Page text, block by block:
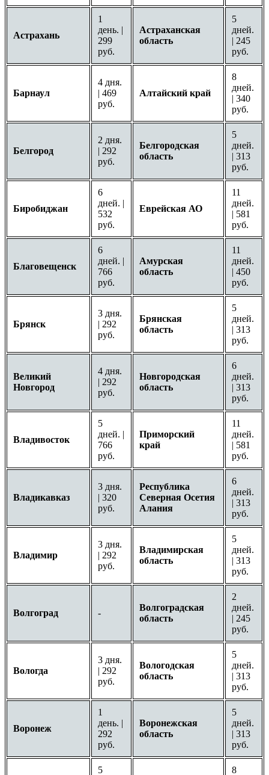
Астрахань
1
день. |
299
руб.
Астраханская
область
5
дней.
| 245
руб.
Барнаул
4 дня.
| 469
руб.
Алтайский край
8
дней.
| 340
руб.
Белгород
2 дня.
| 292
руб.
Белгородская
область
5
дней.
| 313
руб.
Биробиджан
6
дней. |
532
руб.
Еврейская АО
11
дней.
| 581
руб.
Благовещенск
6
дней. |
766
руб.
Амурская
область
11
дней.
| 450
руб.
Брянск
3 дня.
| 292
руб.
Брянская
область
5
дней.
| 313
руб.
Великий
Новгород
4 дня.
| 292
руб.
Новгородская
область
6
дней.
| 313
руб.
Владивосток
5
дней. |
766
руб.
Приморский
край
11
дней.
| 581
руб.
Владикавказ
3 дня.
| 320
руб.
Республика
Северная Осетия
Алания
6
дней.
| 313
руб.
Владимир
3 дня.
| 292
руб.
Владимирская
область
5
дней.
| 313
руб.
Волгоград -
Волгоградская
область
2
дней.
| 245
руб.
Вологда
3 дня.
| 292
руб.
Вологодская
область
5
дней.
| 313
руб.
Воронеж
1
день. |
292
руб.
Воронежская
область
5
дней.
| 313
руб.
5 8